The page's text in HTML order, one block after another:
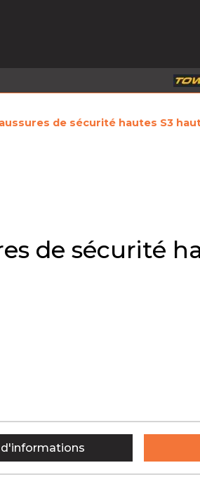
de sécurité hautes S3
de sécurité